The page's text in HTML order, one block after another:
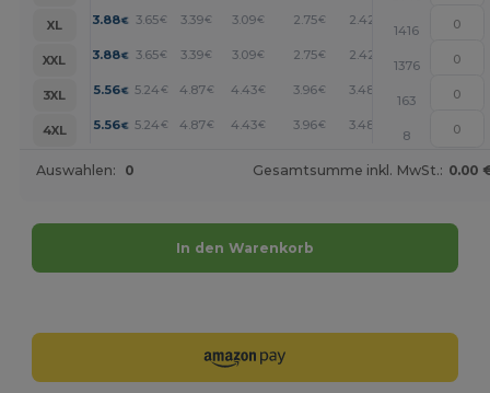
XL
3.88€ 3.65€ 3.39€ 3.09€ 2.75€ 2.42 +
1416
XXL
3.88€ 3.65€ 3.39€ 3.09€ 2.75€ 2.42 +
1376
3XL
5.56€ 5.24 € 4.87€ 4.43€ 3.96€ 3.48 +
163
4XL
5.56€ 5.24 € 4.87€ 4.43€ 3.96€ 3.48 +
8
Auswahlen: 0 Gesamtsumme inkl. MwSt.: 0.00
In den Warenkorb